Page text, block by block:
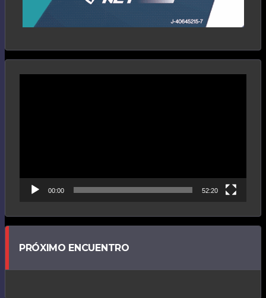
00:00 52:20
PRÓXIMO ENCUENTRO